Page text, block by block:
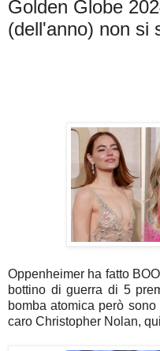
Golden Globe
(dell'anno) non si
Oppenheimer ha fatto
bottino di guerra di 5
bomba atomica però
caro Christopher Nolan,